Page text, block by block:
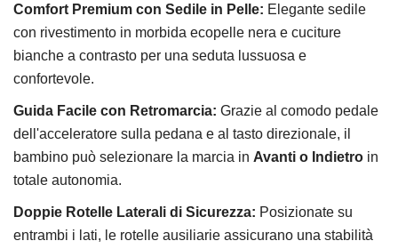
Comfort Premium con Sedile in Pelle: Elegante sedile
con rivestimento in morbida ecopelle nera e cuciture
bianche a contrasto per una seduta lussuosa e
confortevole.
Guida Facile con Retromarcia: Grazie al comodo pedale
dell'acceleratore sulla pedana e al tasto direzionale, il
bambino può selezionare la marcia in Avanti o Indietro in
totale autonomia.
Doppie Rotelle Laterali di Sicurezza: Posizionate su
entrambi i lati, le rotelle ausiliarie assicurano una stabilità